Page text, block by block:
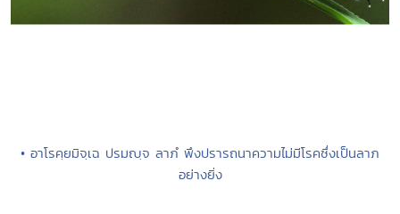
• อาโรคฺยมิจฺเฉ ปรมญฺจ ลาภํ พึงปรารถนาความไม่มีโรคซึ่งเป็นลาภ
อย่างยิ่ง